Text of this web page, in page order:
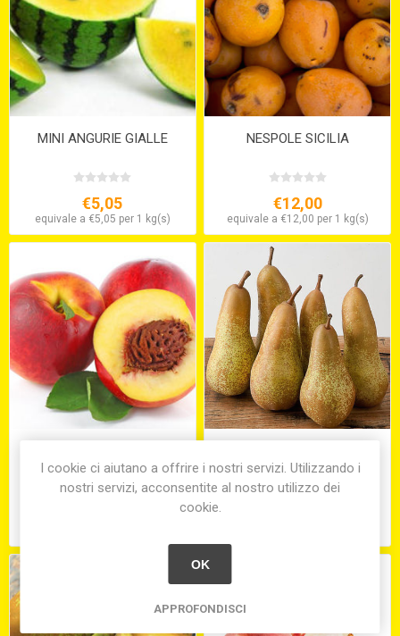
MINI ANGURIE GIALLE
€5,05
equivale a €5,05 per 1 kg(s)
NESPOLE SICILIA
€12,00
equivale a €12,00 per 1 kg(s)
I cookie ci aiutano a offrire i nostri servizi. Utilizzando i
nostri servizi, acconsentite al nostro utilizzo dei
cookie.
OK
APPROFONDISCI